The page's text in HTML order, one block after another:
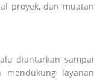
proyek, dan muatan
diantarkan sampai
layanan